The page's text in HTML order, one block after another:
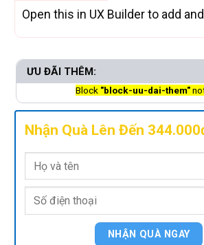
Open this in UX Builder to add
ƯU ĐÃI THÊM:
Block "block-uu-dai-them"
Nhận Quà Lên Đến